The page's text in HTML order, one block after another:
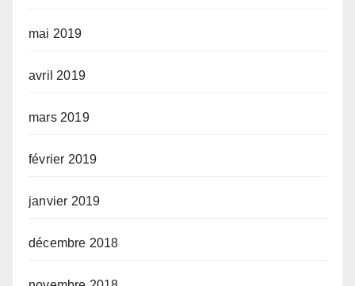
mai 2019
avril 2019
mars 2019
février 2019
janvier 2019
décembre 2018